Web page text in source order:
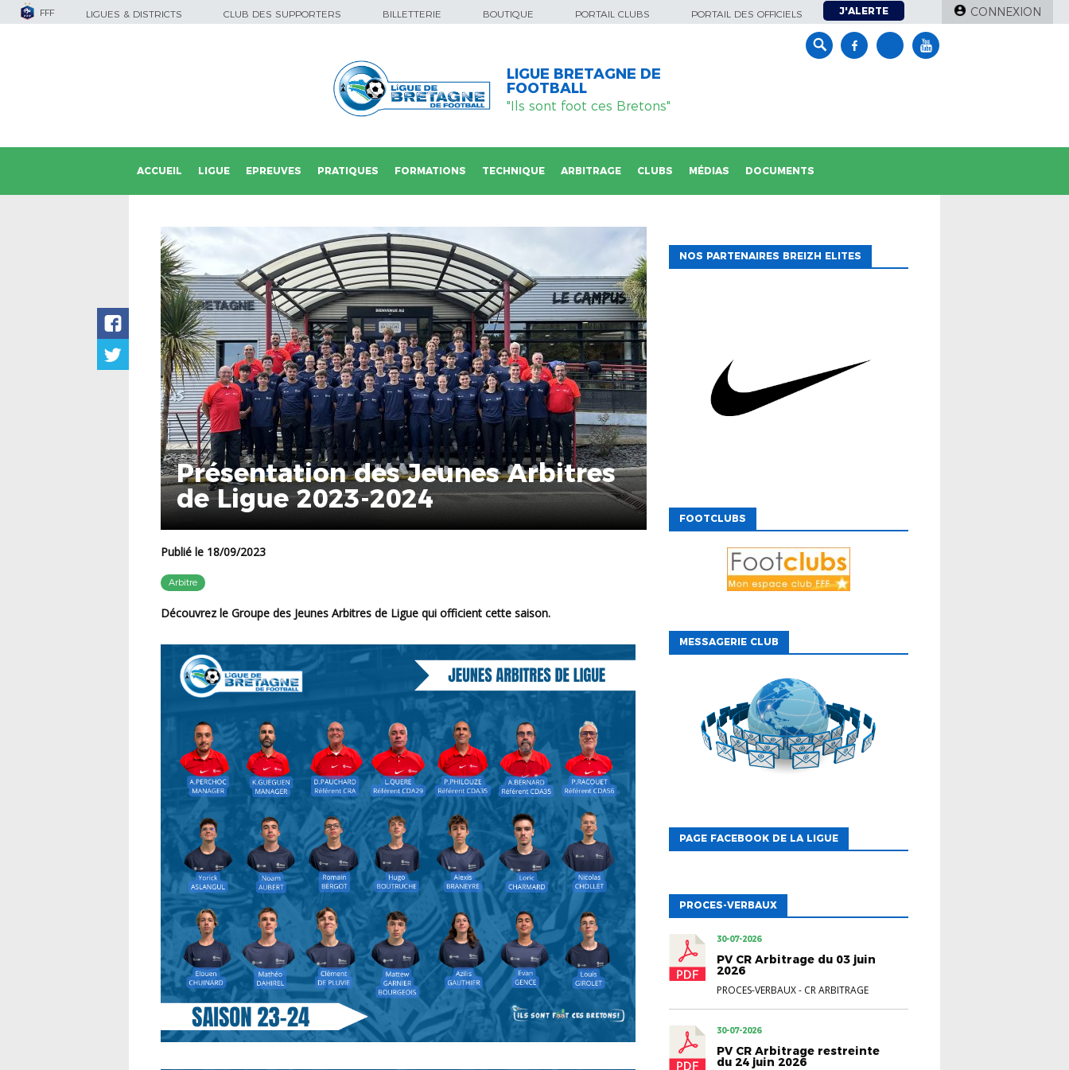
FFF LIGUES & DISTRICTS CLUB DES SUPPORTERS BILLETTERIE BOUTIQUE PORTAIL CLUBS PORTAIL DES OFFICIELS J'ALERTE CONNEXION
LIGUE BRETAGNE DE
FOOTBALL
"Ils sont foot ces Bretons"
ACCUEIL LIGUE EPREUVES PRATIQUES FORMATIONS TECHNIQUE ARBITRAGE CLUBS MÉDIAS DOCUMENTS
Présentation des Jeunes Arbitres
de Ligue 2023-2024
Publié le 18/09/2023
Arbitre
Découvrez le Groupe des Jeunes Arbitres de Ligue qui officient cette saison.
NOS PARTENAIRES BREIZH ELITES
FOOTCLUBS
MESSAGERIE CLUB
PAGE FACEBOOK DE LA LIGUE
PROCES-VERBAUX
30-07-2026
PV CR Arbitrage du 03 juin
2026
PROCES-VERBAUX- CR ARBITRAGE
30-07-2026
PV CR Arbitrage restreinte
du 24 juin 2026